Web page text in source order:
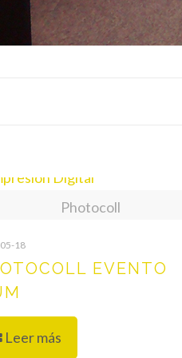
Photocoll
18
EVENTO
Leer más